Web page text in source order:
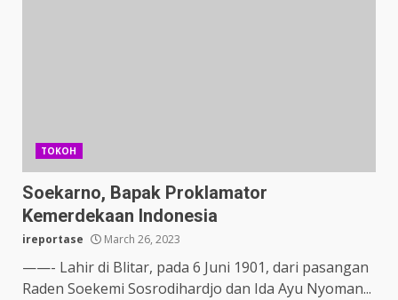
TOKOH
Soekarno, Bapak Proklamator
Kemerdekaan Indonesia
ireportase March 26, 2023
——- Lahir di Blitar, pada 6 Juni 1901, dari pasangan
Raden Soekemi Sosrodihardjo dan Ida Ayu Nyoman...